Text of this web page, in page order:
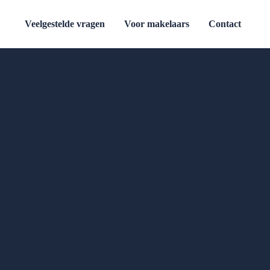
Veelgestelde vragen Voor makelaars Contact